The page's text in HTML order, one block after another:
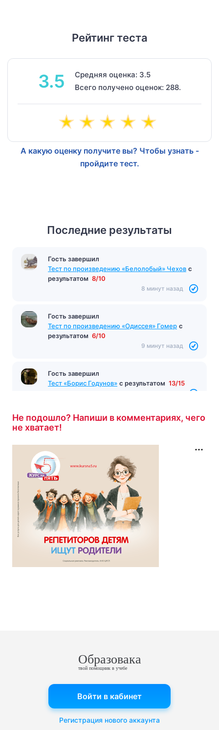
Рейтинг теста
3.5
Средняя оценка: 3.5
Всего получено оценок: 288.
А какую оценку получите вы? Чтобы узнать -
пройдите тест.
Последние результаты
Гость завершил
Тест по произведению «Белолобый» Чехов с
результатом 8/10
8 минут назад
Гость завершил
Тест по произведению «Одиссея» Гомер с
результатом 6/10
9 минут назад
Гость завершил
Тест «Борис Годунов» с результатом 13/15
Не подошло? Напиши в комментариях, чего
не хватает!
Образовака
твой помощник в учебе
Войти в кабинет
Регистрация нового аккаунта